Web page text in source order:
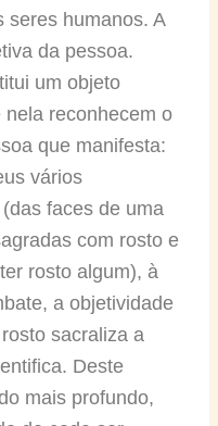
seres humanos. A
da pessoa.
um objeto
reconhecem o
que manifesta:
vários
faces de uma
com rosto e
rosto algum), à
a objetividade
sacraliza a
Deste
mais profundo,